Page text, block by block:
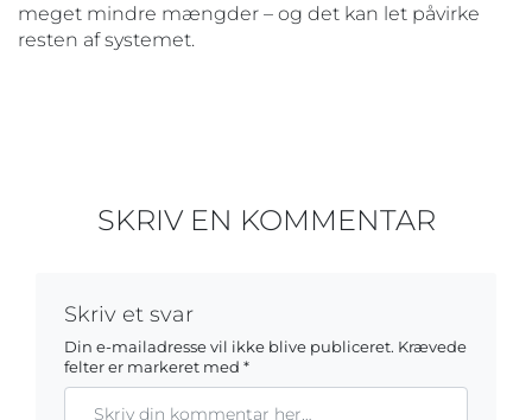
meget mindre mængder – og det kan let påvirke
resten af systemet.
SKRIV EN KOMMENTAR
Skriv et svar
Din e-mailadresse vil ikke blive publiceret. Krævede
felter er markeret med *